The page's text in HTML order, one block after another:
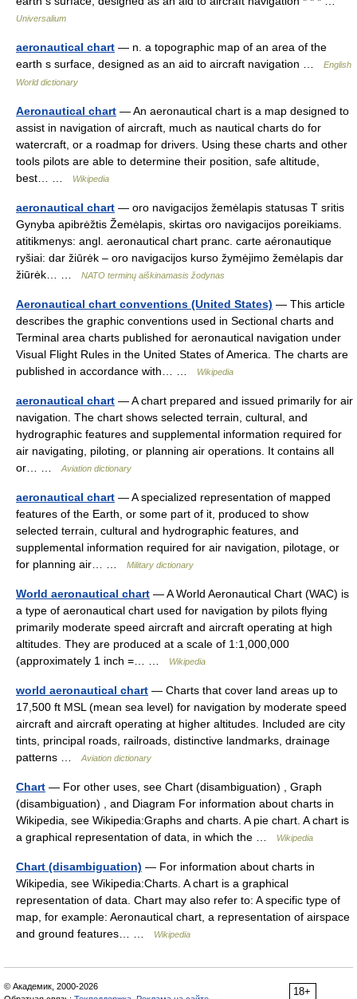
Universalium
aeronautical chart — n. a topographic map of an area of the
earth s surface, designed as an aid to aircraft navigation …
English
World dictionary
Aeronautical chart — An aeronautical chart is a map designed to
assist in navigation of aircraft, much as nautical charts do for
watercraft, or a roadmap for drivers. Using these charts and other
tools pilots are able to determine their position, safe altitude,
best… …
Wikipedia
aeronautical chart — oro navigacijos žemėlapis statusas T sritis
Gynyba apibrėžtis Žemėlapis, skirtas oro navigacijos poreikiams.
atitikmenys: angl. aeronautical chart pranc. carte aéronautique
ryšiai: dar žiūrėk – oro navigacijos kurso žymėjimo žemėlapis dar
žiūrėk… …
NATO terminų aiškinamasis žodynas
Aeronautical chart conventions (United States) — This article
describes the graphic conventions used in Sectional charts and
Terminal area charts published for aeronautical navigation under
Visual Flight Rules in the United States of America. The charts are
published in accordance with… …
Wikipedia
aeronautical chart — A chart prepared and issued primarily for air
navigation. The chart shows selected terrain, cultural, and
hydrographic features and supplemental information required for
air navigating, piloting, or planning air operations. It contains all
or… …
Aviation dictionary
aeronautical chart — A specialized representation of mapped
features of the Earth, or some part of it, produced to show
selected terrain, cultural and hydrographic features, and
supplemental information required for air navigation, pilotage, or
for planning air… …
Military dictionary
World aeronautical chart — A World Aeronautical Chart (WAC) is
a type of aeronautical chart used for navigation by pilots flying
primarily moderate speed aircraft and aircraft operating at high
altitudes. They are produced at a scale of 1:1,000,000
(approximately 1 inch =… …
Wikipedia
world aeronautical chart — Charts that cover land areas up to
17,500 ft MSL (mean sea level) for navigation by moderate speed
aircraft and aircraft operating at higher altitudes. Included are city
tints, principal roads, railroads, distinctive landmarks, drainage
patterns …
Aviation dictionary
Chart — For other uses, see Chart (disambiguation) , Graph
(disambiguation) , and Diagram For information about charts in
Wikipedia, see Wikipedia:Graphs and charts. A pie chart. A chart is
a graphical representation of data, in which the …
Wikipedia
Chart (disambiguation) — For information about charts in
Wikipedia, see Wikipedia:Charts. A chart is a graphical
representation of data. Chart may also refer to: A specific type of
map, for example: Aeronautical chart, a representation of airspace
and ground features… …
Wikipedia
18+
© Академик, 2000-2026